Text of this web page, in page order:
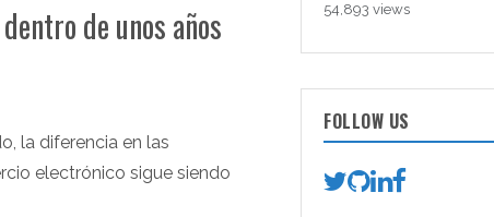
de unos años
la diferencia en las
electrónico sigue siendo
54,893 views
FOLLOW US